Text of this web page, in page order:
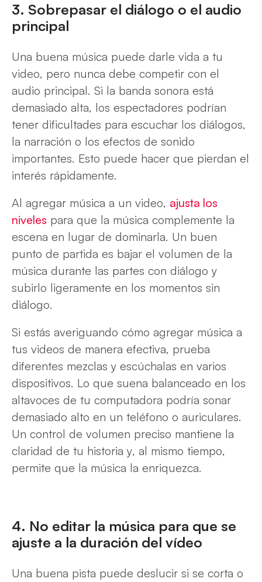
3. Sobrepasar el diálogo o el audio
principal
Una buena música puede darle vida a tu
video, pero nunca debe competir con el
audio principal. Si la banda sonora está
demasiado alta, los espectadores podrían
tener dificultades para escuchar los diálogos,
la narración o los efectos de sonido
importantes. Esto puede hacer que pierdan el
interés rápidamente.
Al agregar música a un video, ajusta los
niveles para que la música complemente la
escena en lugar de dominarla. Un buen
punto de partida es bajar el volumen de la
música durante las partes con diálogo y
subirlo ligeramente en los momentos sin
diálogo.
Si estás averiguando cómo agregar música a
tus videos de manera efectiva, prueba
diferentes mezclas y escúchalas en varios
dispositivos. Lo que suena balanceado en los
altavoces de tu computadora podría sonar
demasiado alto en un teléfono o auriculares.
Un control de volumen preciso mantiene la
claridad de tu historia y, al mismo tiempo,
permite que la música la enriquezca.
4. No editar la música para que se
ajuste a la duración del vídeo
Una buena pista puede deslucir si se corta o